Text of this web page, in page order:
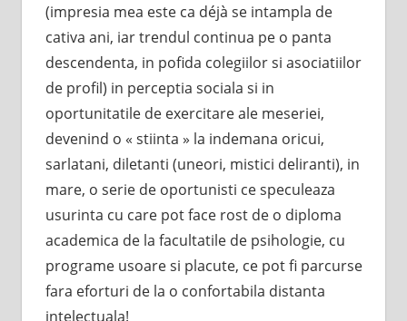
(impresia mea este ca déjà se intampla de
cativa ani, iar trendul continua pe o panta
descendenta, in pofida colegiilor si asociatiilor
de profil) in perceptia sociala si in
oportunitatile de exercitare ale meseriei,
devenind o « stiinta » la indemana oricui,
sarlatani, diletanti (uneori, mistici deliranti), in
mare, o serie de oportunisti ce speculeaza
usurinta cu care pot face rost de o diploma
academica de la facultatile de psihologie, cu
programe usoare si placute, ce pot fi parcurse
fara eforturi de la o confortabila distanta
intelectuala!